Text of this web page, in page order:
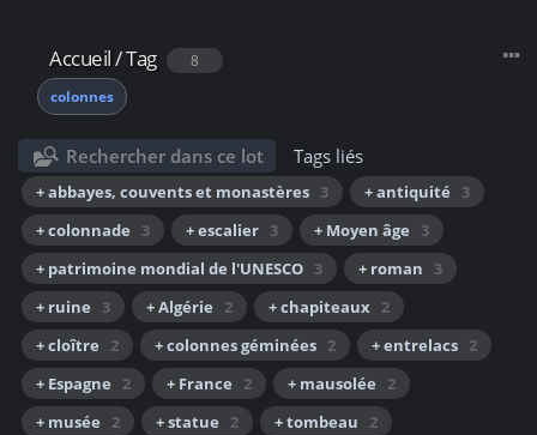
Accueil/Tag
8
colonnes
Rechercher dans ce lot Tags liés
+ abbayes, couvents et monastères 3 + antiquité
3
+ colonnade
3 + escalier 3 + Moyen âge
3
+ patrimoine mondial de l'UNESCO 3 + roman
3
+ ruine
3 + Algérie 2 + chapiteaux 2
+ cloître
2 + colonnes géminées 2 + entrelacs 2
+ Espagne
2 + France 2 + mausolée
2
+ musée
2 + statue 2 + tombeau
2